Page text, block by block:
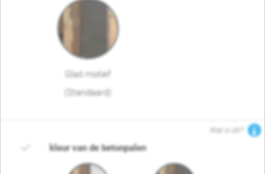
Glad motief
(Standaard)
Wat is dit?
kleur van de betonpalen